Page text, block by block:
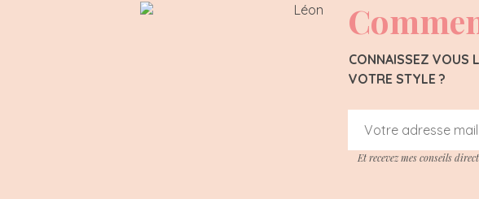
CONNAISSEZ VOUS
VOTRE STYLE ?
Et recevez mes conseils